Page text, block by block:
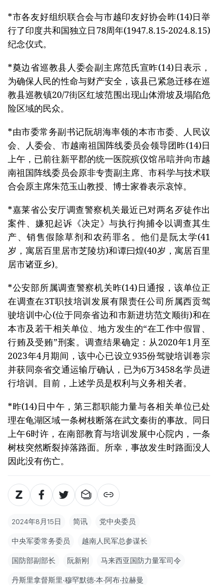
*市各友好组织联合会与市越印友好协会昨(14)日举
行了印度共和国独立日78周年(1947.8.15-2024.8.15)
纪念仪式。
*奠边省巡教县人委会副主席范氏宣昨(14)日表示，
为确保人民的性命与财产安全，该县已紧急迁移在巡
教县巡教镇20/7街区红坡范围出现山体滑坡及塌陷危
险区域的民众。
*由市委常务副书记阮胡海率领的本市市委、人民议
会、人委会、市越南祖国阵线委员会领导团昨(14)日
上午，已前往新平郡的统一医院殡仪馆吊唁并向市越
南祖国阵线委员会原非专责副主席、市科学与技术联
合会原主席朱范玉山教授、博士家眷表示哀悼。
*嘉莱省公安厅调查警察机关最近已对两名歹徒作出
案件、嫌犯起诉《决定》与执行拘捕令以调查其生
产、销售假除草剂和农药罪名。他们是阮太学(41
岁，寓居百里居市芝陵坊)和谭曰煌(40岁，寓居百里
居市诸亚乡)。
*公安部所属调查警察机关昨(14)日通报，该单位正
在调查在3T职技培训发展有限责任公司所属西贡驾
驶培训中心(位于同奈省边和市新进坊范文顺街)和在
本市及若干相关单位、地方发生的“在工作中假冒、
行贿及受贿”刑案。调查结果确定：从2020年1月至
2023年4月期间，该中心已设立935份驾驶培训卷宗
并获同奈省交通运输厅确认，已为6万3458名学员进
行培训。目前，上述学员是权利与义务相关者。
*昨(14)日中午，第三郡职能力量与各相关单位已处
理在龟湖区域一条树枝断落在武文秦街的事故。同日
上午6时许，在南部教育与培训发展中心院内，一条
树枝突然断裂掉落路面。所幸，事故发生时路面没人
因此没有伤亡。
2024年8月15日 简讯 党中央委员
中央军委常务委员 越南人民军总参谋长
国防部副部长 阮新刚 马来西亚国防力量军司令
丹斯里拿督斯里‧穆罕默德‧本‧阿布‧拉赫曼